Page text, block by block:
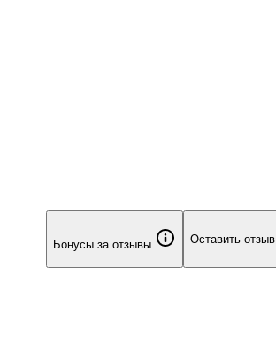
Бонусы за отзывы Оставить отзыв